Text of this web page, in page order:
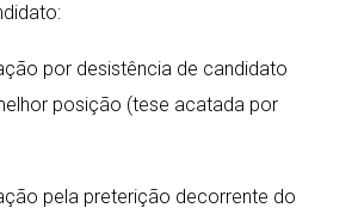
por desistência de candidato
posição (tese acatada por
pela preterição decorrente do